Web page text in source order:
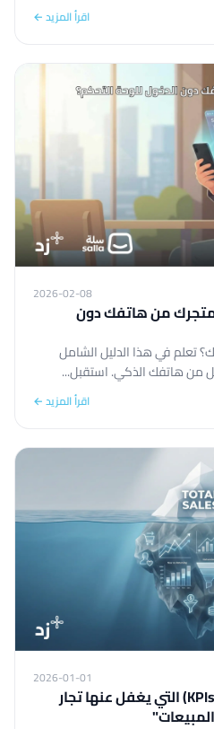
اقرأ المزيد ←
2026-02-08
متجرك من هاتفك دون
تعلم في هذا الدليل الشامل
من هاتفك الذكي. استقبل...
اقرأ المزيد ←
2026-01-01
مؤشرات الأداء الرئيسية (KPIs) التي يغفل عنها تجار